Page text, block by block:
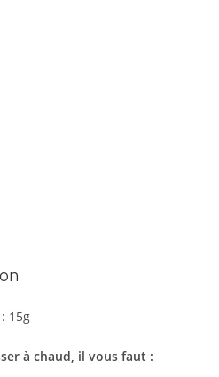
15g
à chaud, il vous faut :